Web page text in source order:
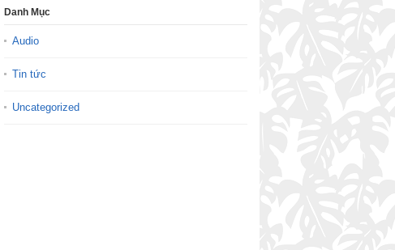
Danh Mục
Audio
Tin tức
Uncategorized